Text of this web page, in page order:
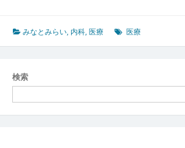
ト
み
ら
みなとみらい, 内科,医療 医療
検索